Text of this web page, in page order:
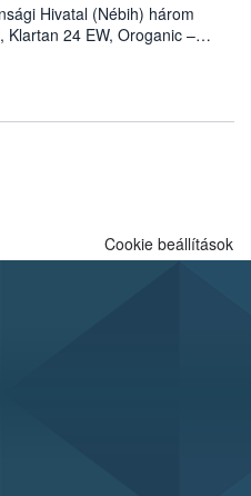
Hivatal (Nébih) három
Klartan 24 EW, Oroganic –
azok a szüretet követően,
91) stádiumáig
a károsító elleni további
és ökológiai termesztésben is
Cookie beállítások